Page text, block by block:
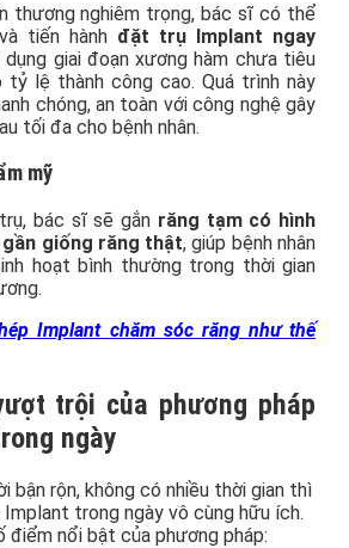
thương nghiêm trọng, bác sĩ có thể
tiến hành đặt trụ Implant ngay
giai đoạn xương hàm chưa tiêu
tỷ lệ thành công cao. Quá trình này
chóng, an toàn với công nghệ gây
tối đa cho bệnh nhân.
mỹ
bác sĩ sẽ gắn răng tạm có hình
gần giống răng thật, giúp bệnh nhân
hoạt bình thường trong thời gian
Implant chăm sóc răng như thế
trội của phương pháp
ngày
bận rộn, không có nhiều thời gian thì
trong ngày vô cùng hữu ích.
điểm nổi bật của phương pháp: